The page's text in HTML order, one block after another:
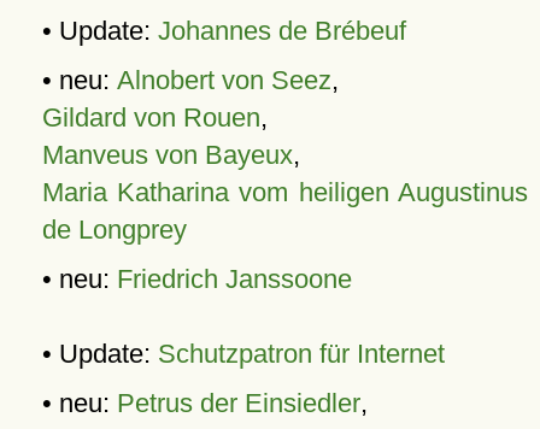
• Update: Johannes de Brébeuf
• neu: Alnobert von Seez,
Gildard von Rouen,
Manveus von Bayeux,
Maria Katharina vom heiligen Augustinus
de Longprey
• neu: Friedrich Janssoone
• Update: Schutzpatron für Internet
• neu: Petrus der Einsiedler,